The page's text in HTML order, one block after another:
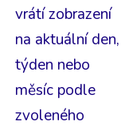
vrátí zobrazení
na aktuální den,
týden nebo
měsíc podle
zvoleného